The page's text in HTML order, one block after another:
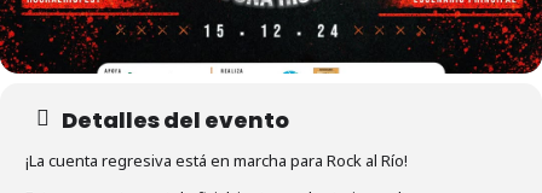
Detalles del evento
¡La cuenta regresiva está en marcha para Rock al Río!